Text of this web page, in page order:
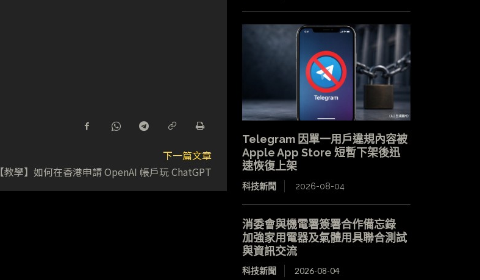
下一篇文章
【教學】如何在香港申請 OpenAI 帳戶玩 ChatGPT
Telegram 因單一用戶違規內容被
Apple App Store 短暫下架後迅
速恢復上架
科技新聞 2026-08-04
消委會與機電署簽署合作備忘錄
加強家用電器及氣體用具聯合測試
與資訊交流
科技新聞 2026-08-04